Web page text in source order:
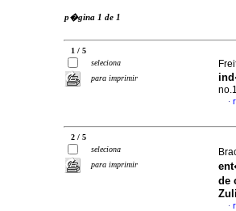
p�gina 1 de 1
1 / 5
seleciona
para imprimir
·
2 / 5
seleciona
para imprimir
de
·